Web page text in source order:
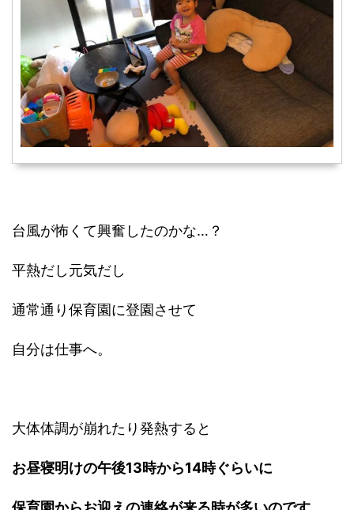
台風が怖くて興奮したのかな…？
平熱だし元気だし
通常通り保育園に登園させて
自分は仕事へ。
大体体調が崩れたり発熱すると
お昼寝明けの午後13時から14時ぐらいに